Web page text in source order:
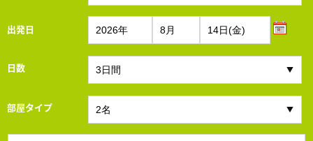
出発日
日数
部屋タイプ